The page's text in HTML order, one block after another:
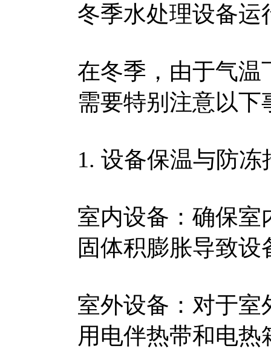
冬季水处理设备运
在冬季，由于气温
需要特别注意以下
1. 设备保温与防冻
室内设备：确保室
固体积膨胀导致设
室外设备：对于室
用电伴热带和电